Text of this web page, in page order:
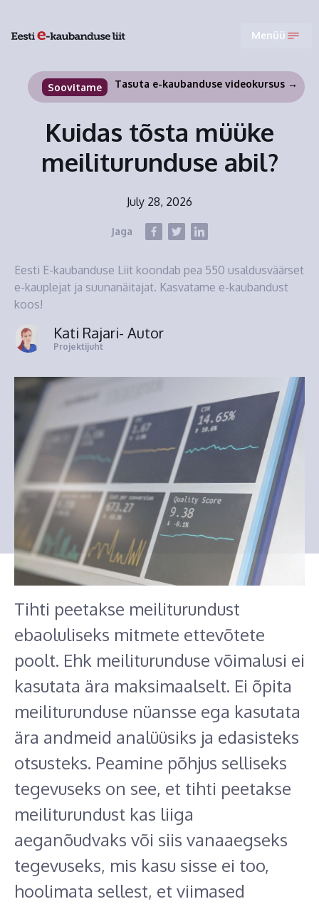
Menüü
Soovitame Tasuta e-kaubanduse videokursus →
Kuidas tõsta müüke
meiliturunduse abil?
July 28, 2026
Jaga
Eesti E-kaubanduse Liit koondab pea 550 usaldusväärset
e-kauplejat ja suunanäitajat. Kasvatame e-kaubandust
koos!
Kati Rajari- Autor
Projektijuht
Tihti peetakse meiliturundust
ebaoluliseks mitmete ettevõtete
poolt. Ehk meiliturunduse võimalusi ei
kasutata ära maksimaalselt. Ei õpita
meiliturunduse nüansse ega kasutata
ära andmeid analüüsiks ja edasisteks
otsusteks. Peamine põhjus selliseks
tegevuseks on see, et tihti peetakse
meiliturundust kas liiga
aeganõudvaks või siis vanaaegseks
tegevuseks, mis kasu sisse ei too,
hoolimata sellest, et viimased